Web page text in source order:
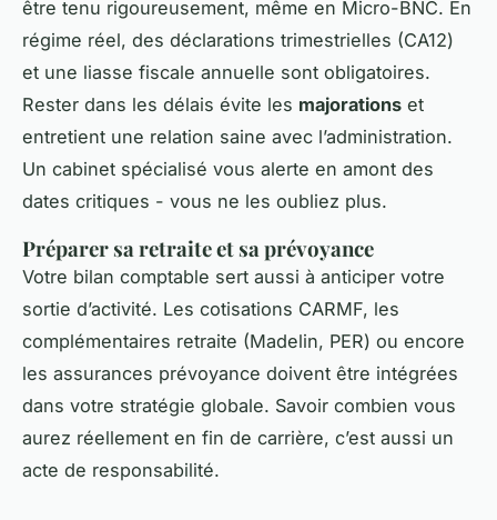
être tenu rigoureusement, même en Micro-BNC. En
régime réel, des déclarations trimestrielles (CA12)
et une liasse fiscale annuelle sont obligatoires.
Rester dans les délais évite les majorations et
entretient une relation saine avec l’administration.
Un cabinet spécialisé vous alerte en amont des
dates critiques - vous ne les oubliez plus.
Préparer sa retraite et sa prévoyance
Votre bilan comptable sert aussi à anticiper votre
sortie d’activité. Les cotisations CARMF, les
complémentaires retraite (Madelin, PER) ou encore
les assurances prévoyance doivent être intégrées
dans votre stratégie globale. Savoir combien vous
aurez réellement en fin de carrière, c’est aussi un
acte de responsabilité.